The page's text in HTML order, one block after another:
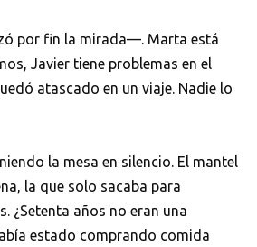
por fin la mirada—. Marta está
Javier tiene problemas en el
atascado en un viaje. Nadie lo
la mesa en silencio. El mantel
la que solo sacaba para
¿Setenta años no eran una
estado comprando comida